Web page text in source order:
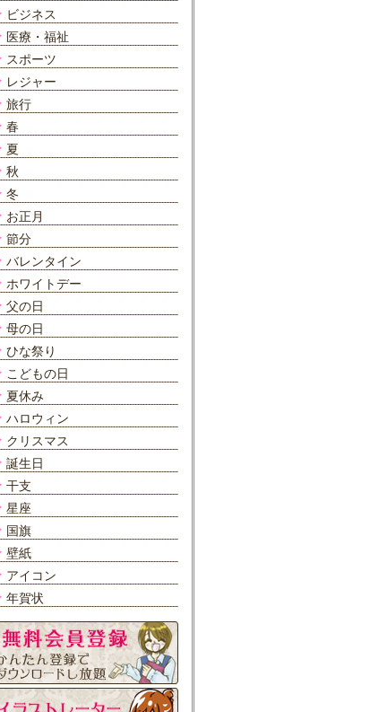
ビジネス
医療・福祉
スポーツ
レジャー
旅行
春
夏
秋
冬
お正月
節分
バレンタイン
ホワイトデー
父の日
母の日
ひな祭り
こどもの日
夏休み
ハロウィン
クリスマス
誕生日
干支
星座
国旗
壁紙
アイコン
年賀状